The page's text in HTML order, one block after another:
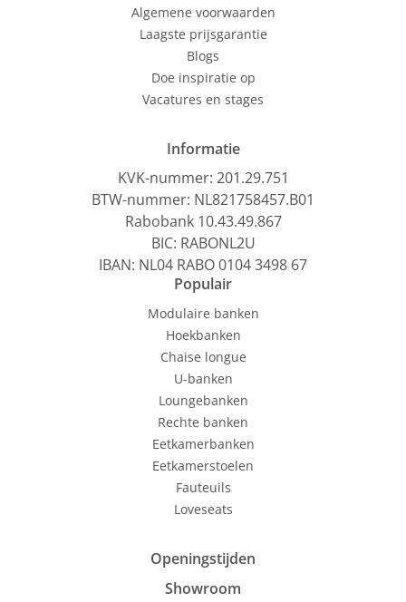
Algemene voorwaarden
Laagste prijsgarantie
Blogs
Doe inspiratie op
Vacatures en stages
Informatie
KVK-nummer: 201.29.751
BTW-nummer: NL821758457.B01
Rabobank 10.43.49.867
BIC: RABONL2U
IBAN: NL04 RABO 0104 3498 67
Populair
Modulaire banken
Hoekbanken
Chaise longue
U-banken
Loungebanken
Rechte banken
Eetkamerbanken
Eetkamerstoelen
Fauteuils
Loveseats
Openingstijden
Showroom